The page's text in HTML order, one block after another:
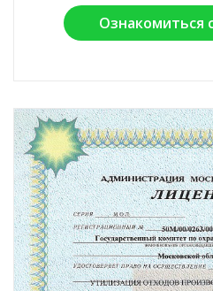
Ознакомиться